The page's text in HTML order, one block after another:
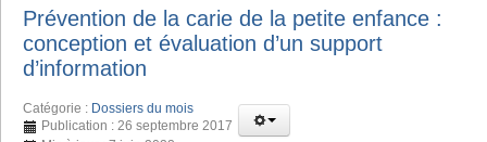
Prévention de la carie de la petite enfance :
conception et évaluation d’un support
d’information
Catégorie : Dossiers du mois
Publication : 26 septembre 2017